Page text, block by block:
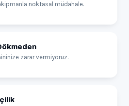
noktasal müdahale.
zarar vermiyoruz.